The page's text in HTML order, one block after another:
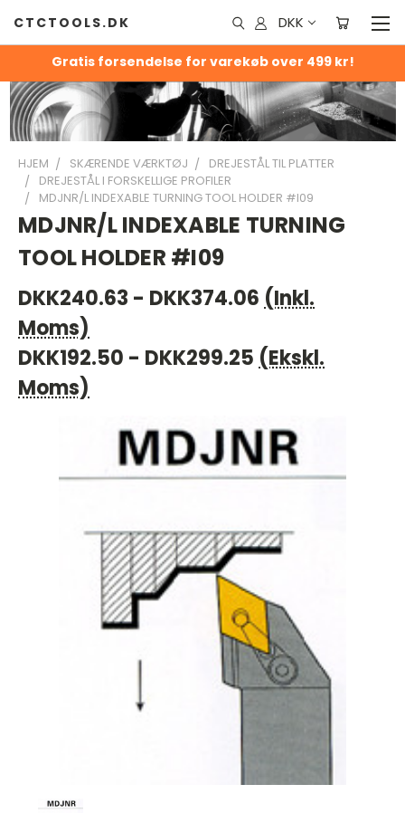
Gratis forsendelse for varekøb over 499 kr!
CTCTOOLS.DK DKK
HJEM SKÆRENDE VÆRKTØJ
DREJESTÅL TIL PLATTER
DREJESTÅL I FORSKELLIGE PROFILER
MDJNR/L INDEXABLE TURNING TOOL HOLDER #I09
MDJNR/L INDEXABLE TURNING
TOOL HOLDER #I09
DKK240.63 - DKK374.06 (Inkl.
Moms)
DKK192.50 - DKK299.25 (Ekskl.
Moms)